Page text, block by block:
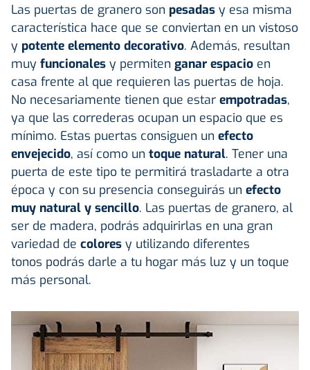
Las puertas de granero son pesadas y esa misma
característica hace que se conviertan en un vistoso
y potente elemento decorativo. Además, resultan
muy funcionales y permiten ganar espacio en
casa frente al que requieren las puertas de hoja.
No necesariamente tienen que estar empotradas,
ya que las correderas ocupan un espacio que es
mínimo. Estas puertas consiguen un efecto
envejecido, así como un toque natural. Tener una
puerta de este tipo te permitirá trasladarte a otra
época y con su presencia conseguirás un efecto
muy natural y sencillo. Las puertas de granero, al
ser de madera, podrás adquirirlas en una gran
variedad de colores y utilizando diferentes
tonos podrás darle a tu hogar más luz y un toque
más personal.